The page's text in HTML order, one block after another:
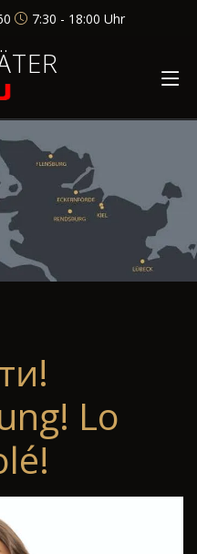
7:30 - 18:00 Uhr
Lo